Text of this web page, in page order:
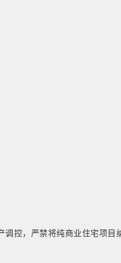
调控，严禁将纯商业住宅项目